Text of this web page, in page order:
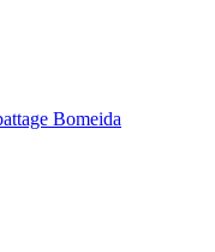
Bomeida